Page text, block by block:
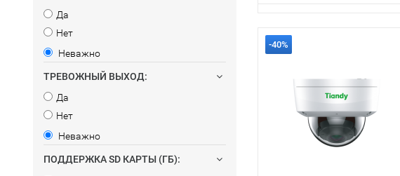
Да
Нет
Неважно
ТРЕВОЖНЫЙ ВЫХОД:
Да
Нет
Неважно
ПОДДЕРЖКА SD КАРТЫ (ГБ):
-40%